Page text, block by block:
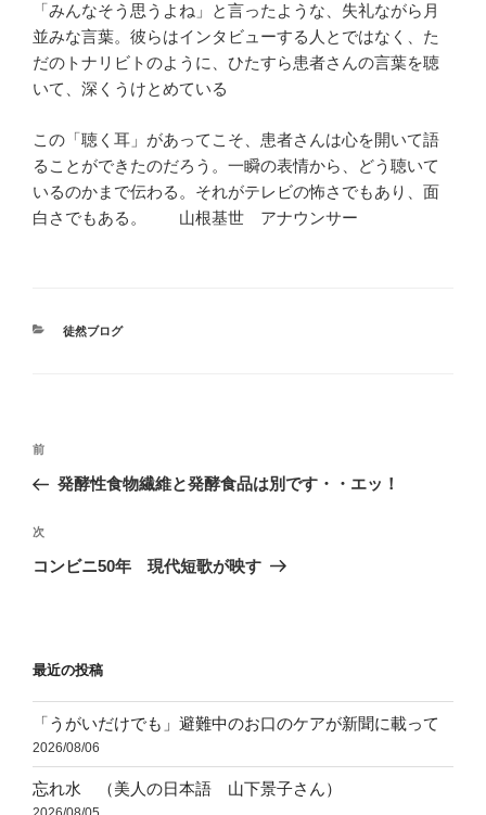
「みんなそう思うよね」と言ったような、失礼ながら月
並みな言葉。彼らはインタビューする人とではなく、た
だのトナリビトのように、ひたすら患者さんの言葉を聴
いて、深くうけとめている
この「聴く耳」があってこそ、患者さんは心を開いて語
ることができたのだろう。一瞬の表情から、どう聴いて
いるのかまで伝わる。それがテレビの怖さでもあり、面
白さでもある。 山根基世 アナウンサー
カ
徒然ブログ
投
ナ
ビ
ゲ
ン
前
の
稿
前
発酵性食物繊維と発酵食品は別です・・エッ！
次
の
次
コンビニ50年 現代短歌が映す
最近の投稿
「うがいだけでも」避難中のお口のケアが新聞に載って
2026/08/06
忘れ水 （美人の日本語 山下景子さん）